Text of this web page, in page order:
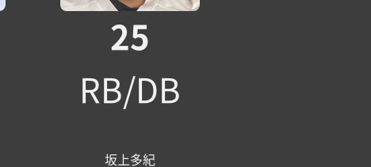
25
RB/DB
坂上多紀